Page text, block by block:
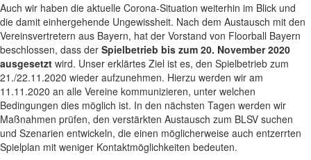
Auch wir haben die aktuelle Corona-Situation weiterhin im Blick und
die damit einhergehende Ungewissheit. Nach dem Austausch mit den
Vereinsvertretern aus Bayern, hat der Vorstand von Floorball Bayern
beschlossen, dass der Spielbetrieb bis zum 20. November 2020
ausgesetzt wird. Unser erklärtes Ziel ist es, den Spielbetrieb zum
21./22.11.2020 wieder aufzunehmen. Hierzu werden wir am
11.11.2020 an alle Vereine kommunizieren, unter welchen
Bedingungen dies möglich ist. In den nächsten Tagen werden wir
Maßnahmen prüfen, den verstärkten Austausch zum BLSV suchen
und Szenarien entwickeln, die einen möglicherweise auch entzerrten
Spielplan mit weniger Kontaktmöglichkeiten bedeuten.